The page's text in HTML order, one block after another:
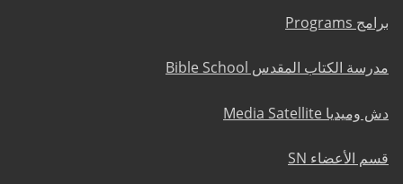
برامج Programs
مدرسة الكتاب المقدس Bible School
دش وميديا Media Satellite
قسم الأعضاء SN